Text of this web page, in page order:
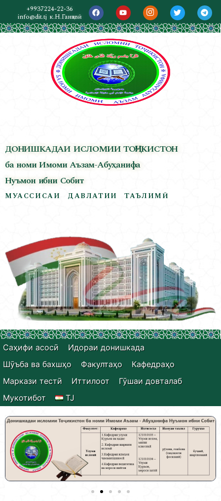
+9937224-22-36
info@dit.tj к.Н.Ганҷавӣ
ДОНИШКАДАИ ИСЛОМИИ ТОҶИКИСТОН
ба номи Имоми Аъзам-Абуҳанифа
Нуъмон ибни Собит
МУАССИСАИ ДАВЛАТИИ ТАЪЛИМӢ
Саҳифи асосӣ
Идораи донишкада
Шӯъба ва бахшҳо
Факултаҳо
Кафедраҳо
Маркази тестӣ
Иттилоот
Гӯшаи довталаб
Мукотибот
TJ